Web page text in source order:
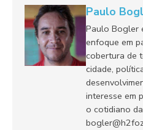
Paulo
Paulo Bogler
enfoque em
cobertura de
cidade,
interesse em
o cotidiano